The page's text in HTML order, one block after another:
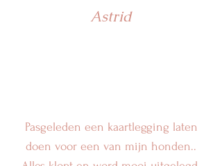
Astrid
Pasgeleden een kaartlegging laten
doen voor een van mijn honden..